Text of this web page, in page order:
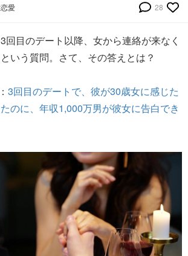
愛 28
回目のデート以降、女から連絡が来なく
いう質問。さて、その答えとは？
3回目のデートで、彼が30歳女に感じた
のに、年収1,000万男が彼女に告白でき